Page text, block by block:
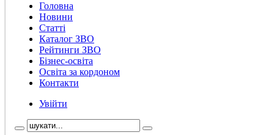
Головна
Новини
Статті
Каталог ЗВО
Рейтинги ЗВО
Бізнес-освіта
Освіта за кордоном
Контакти
Увійти